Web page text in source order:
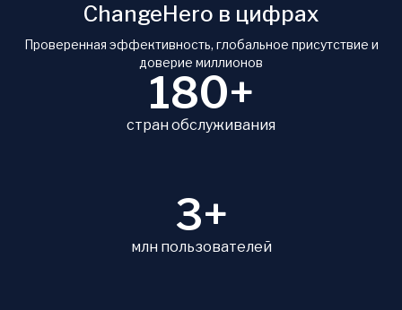
ChangeHero в цифрах
Проверенная эффективность, глобальное присутствие и
доверие миллионов
180+
стран обслуживания
3+
млн пользователей